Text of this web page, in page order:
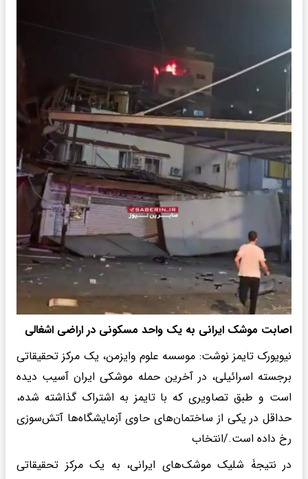
اصابت موشک ایرانی به یک واحد مسکونی در اراضی اشغالی
نیویورک تایمز نوشت: موسسه علوم وایزمن، یک مرکز تحقیقاتی
برجسته اسرائیلی، در آخرین حمله موشکی ایران آسیب دیده
است و طبق تصاویری که با تایمز به اشتراک گذاشته شده،
حداقل در یکی از ساختمان‌های حاوی آزمایشگاه‌ها آتش‌سوزی
رخ داده است./انتخاب
در نتیجۀ شلیک موشک‌های ایرانی، به یک مرکز تحقیقاتی